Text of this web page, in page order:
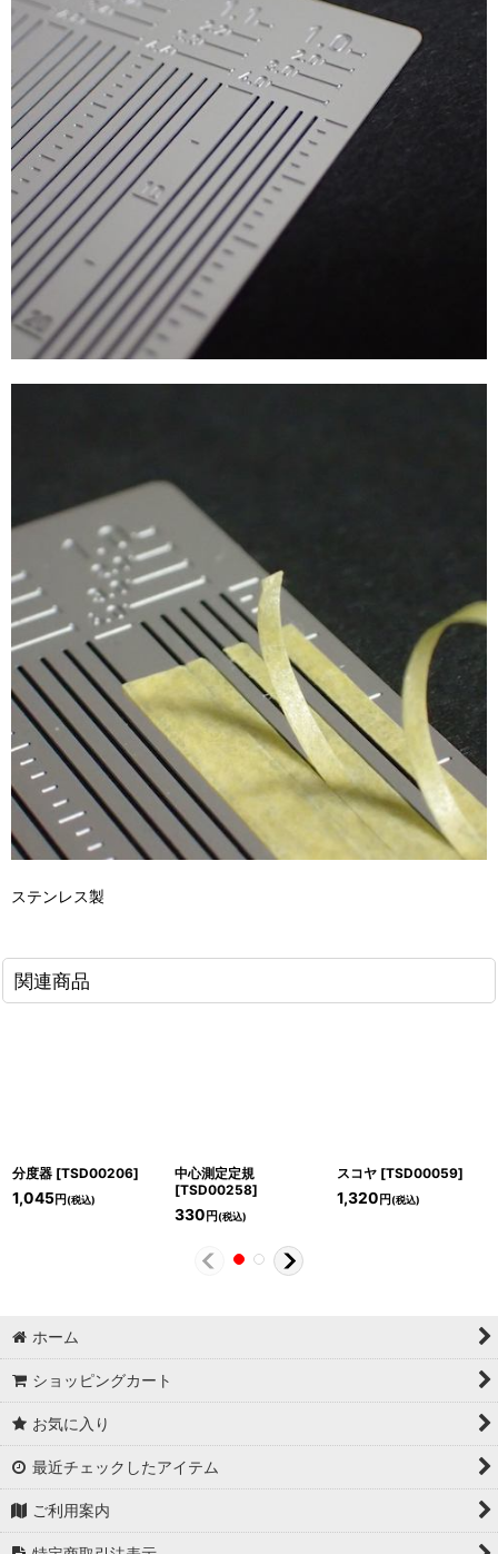
ステンレス製
関連商品
分度器 [TSD00206]
1,045円(税込)
中心測定定規
[TSD00258]
330 円(税込)
スコヤ [TSD00059]
1,320 円(税込)
ホーム
ショッピングカート
お気に入り
最近チェックしたアイテム
ご利用案内